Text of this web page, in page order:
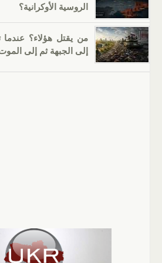
الروسية الأوكرانية؟
من يقتل هؤلاء؟ عندما
إلى الجبهة ثم إلى